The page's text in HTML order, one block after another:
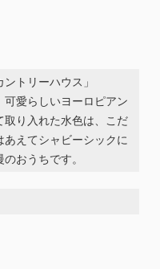
トリーハウス」
愛らしいヨーロピアン
取り入れた水色は、こだ
えてシャビーシックに
おうちです。